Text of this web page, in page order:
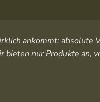
ankommt:
nur Produkte